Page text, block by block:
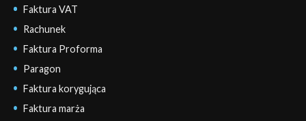
Faktura VAT
Rachunek
Faktura Proforma
Paragon
Faktura korygująca
Faktura marża